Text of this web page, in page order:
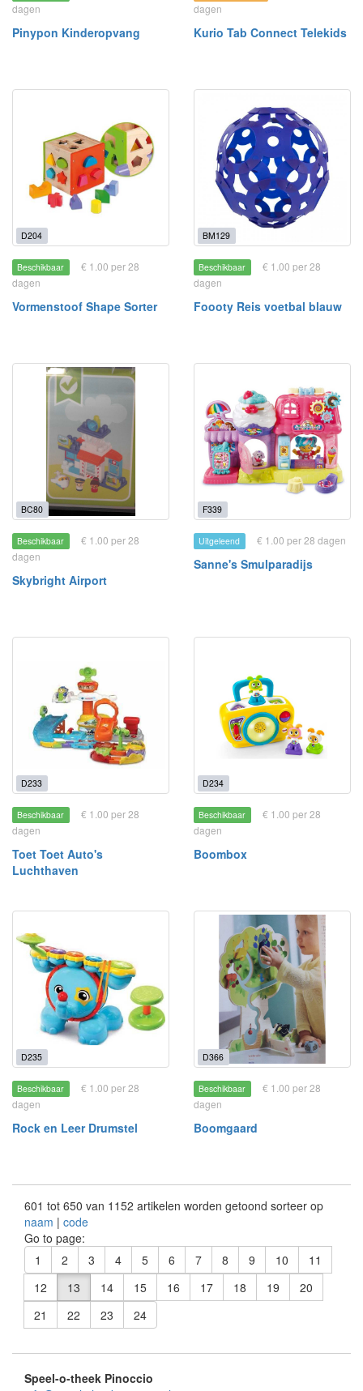
dagen
Pinypon Kinderopvang
dagen
Kurio Tab Connect Telekids
D204
Beschikbaar
€ 1.00 per 28
dagen
Vormenstoof Shape Sorter
BM129
Beschikbaar
€ 1.00 per 28
dagen
Foooty Reis voetbal blauw
BC80
Beschikbaar
€ 1.00 per 28
dagen
Skybright Airport
F339
Uitgeleend € 1.00 per 28 dagen
Sanne's Smulparadijs
D233
Beschikbaar
€ 1.00 per 28
dagen
Toet Toet Auto's
Luchthaven
D234
Beschikbaar
€ 1.00 per 28
dagen
Boombox
D235
Beschikbaar
€ 1.00 per 28
dagen
Rock en Leer Drumstel
D366
Beschikbaar
€ 1.00 per 28
dagen
Boomgaard
601 tot 650 van 1152 artikelen worden getoond sorteer op
naam | code
Go to page:
1
2 3 4 5 6 7 8 9 10
11
12
13 14 15 16 17 18 19
20
21
22 23 24
Speel-o-theek Pinoccio